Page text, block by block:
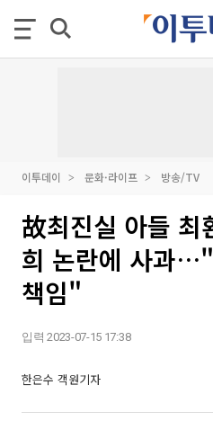
이투데이 문화·라이프 방송/TV
故최진실 아들 최
희 논란에 사과
책임"
입력 2023-07-15 17:38
한은수 객원기자